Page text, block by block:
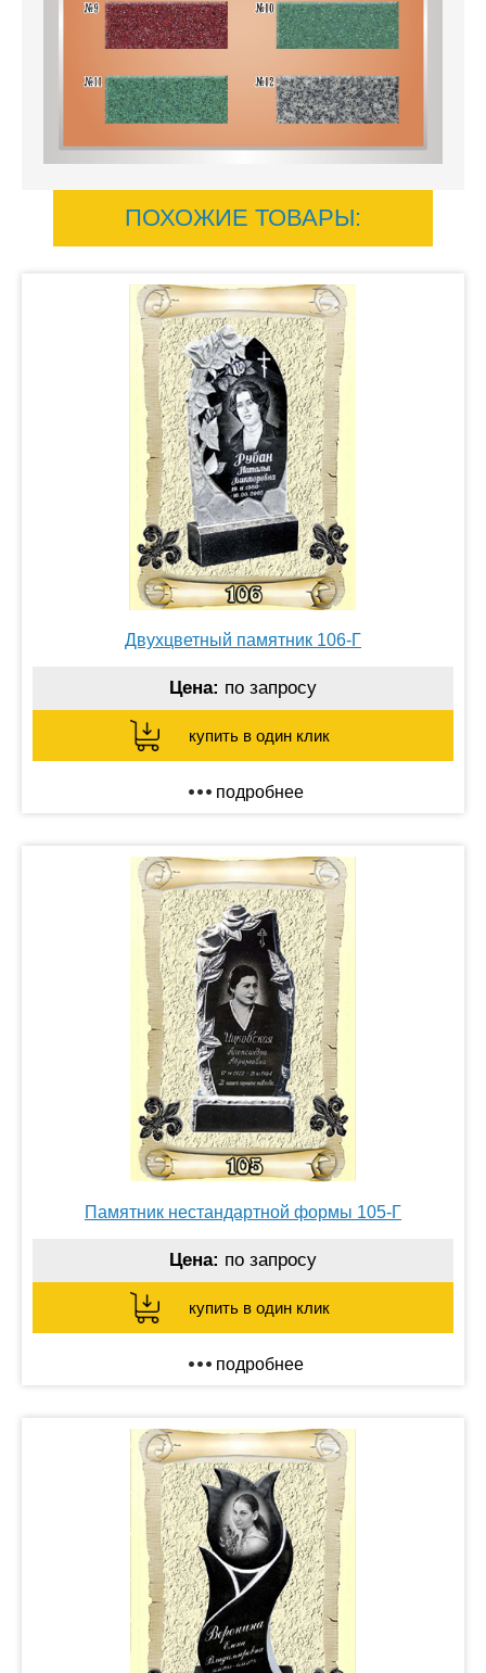
ПОХОЖИЕ ТОВАРЫ:
Двухцветный памятник 106-Г
Цена: по запросу
купить в один клик
подробнее
Памятник нестандартной формы 105-Г
Цена: по запросу
купить в один клик
подробнее